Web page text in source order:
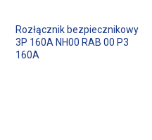
Rozłącznik bezpiecznikowy
3P 160A NH00 RAB 00 P3
160A